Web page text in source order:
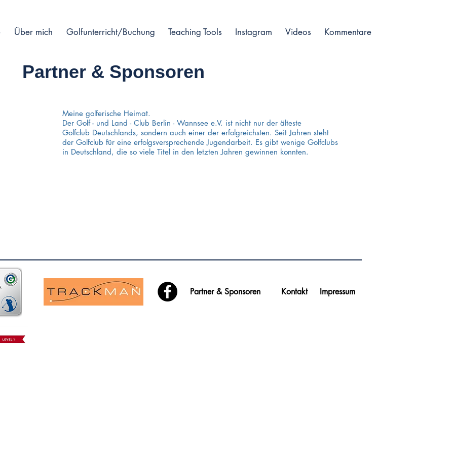
Über mich Golfunterricht/Buchung Teaching Tools Instagram Videos Kommentare
Partner & Sponsoren
Meine golferische Heimat.
Der Golf - und Land - Club Berlin - Wannsee e.V. ist nicht nur der älteste
Golfclub Deutschlands, sondern auch einer der erfolgreichsten. Seit Jahren steht
der Golfclub für eine erfolgsversprechende Jugendarbeit. Es gibt wenige Golfclubs
in Deutschland, die so viele Titel in den letzten Jahren gewinnen konnten.
Partner & Sponsoren Kontakt Impressum